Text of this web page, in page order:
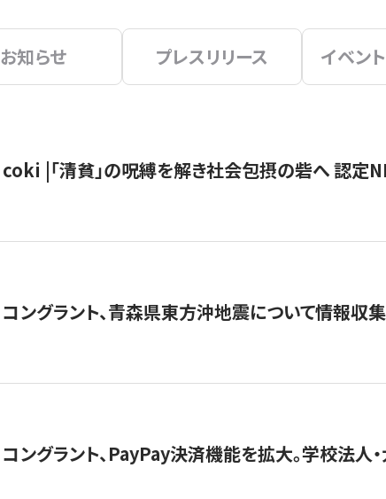
お知らせ プレスリリース イベン
coki |「清貧」の呪縛を解き社会包摂の砦へ 認定
コングラント、青森県東方沖地震について情報収
コングラント、PayPay決済機能を拡大。学校法